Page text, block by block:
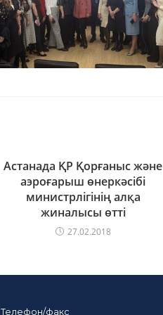
Астанада ҚР Қорғаныс және
аэроғарыш өнеркәсібі
министрлігінің алқа
жиналысы өтті
27.02.2018
Телефон/факс